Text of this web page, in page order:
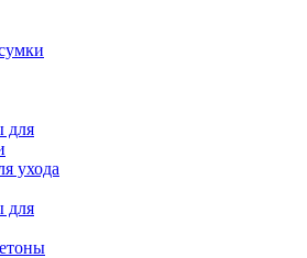
для
ухода
для